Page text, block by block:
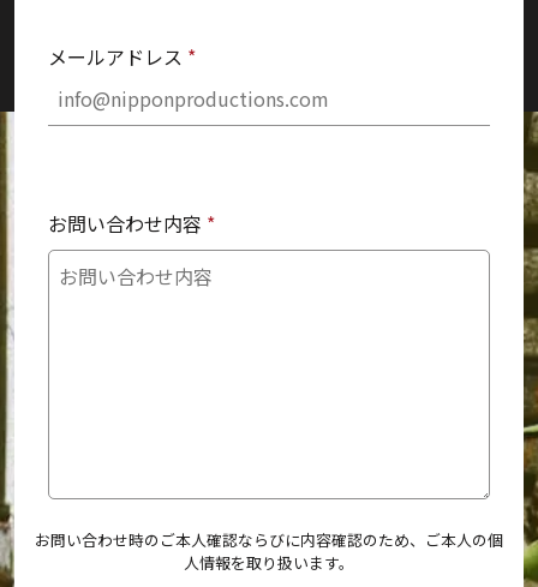
メールアドレス *
お問い合わせ内容 *
お問い合わせ時のご本人確認ならびに内容確認のため、ご本人の個
人情報を取り扱います。